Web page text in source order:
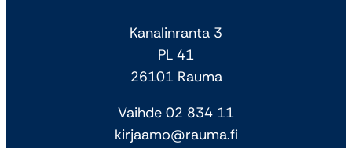
Kanalinranta 3
PL 41
26101 Rauma
Vaihde 02 834 11
kirjaamo@rauma.fi